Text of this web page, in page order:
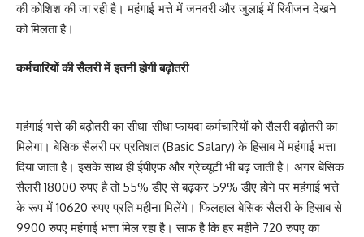
की कोशिश की जा रही है। महंगाई भत्ते में जनवरी और जुलाई में रिवीजन देखने
को मिलता है।
कर्मचारियों की सैलरी में इतनी होगी बढ़ोतरी
महंगाई भत्ते की बढ़ोतरी का सीधा-सीधा फायदा कर्मचारियों को सैलरी बढ़ोतरी का
मिलेगा। बेसिक सैलरी पर प्रतिशत (Basic Salary) के हिसाब में महंगाई भत्ता
दिया जाता है। इसके साथ ही ईपीएफ और ग्रेच्यूटी भी बढ़ जाती है। अगर बेसिक
सैलरी 18000 रुपए है तो 55% डीए से बढ़कर 59% डीए होने पर महंगाई भत्ते
के रूप में 10620 रुपए प्रति महीना मिलेंगे। फिलहाल बेसिक सैलरी के हिसाब से
9900 रुपए महंगाई भत्ता मिल रहा है। साफ है कि हर महीने 720 रुपए का